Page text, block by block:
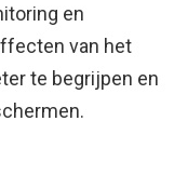
en
van het
te begrijpen en